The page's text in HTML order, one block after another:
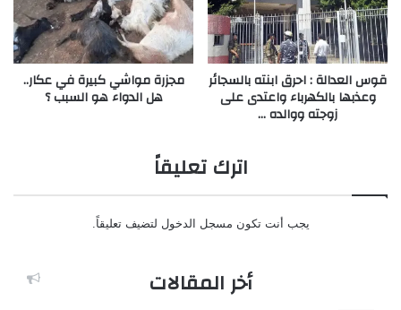
قوس العدالة : احرق ابنته بالسجائر
وعذبها بالكهرباء واعتدى على
زوجته ووالده …
مجزرة مواشي كبيرة في عكار..
هل الدواء هو السبب ؟
اترك تعليقاً
يجب أنت تكون مسجل الدخول لتضيف تعليقاً.
أخر المقالات